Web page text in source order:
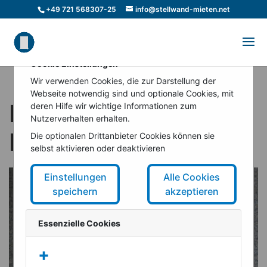
Wir verwenden Cookies, die zur Darstellung der
Webseite notwendig sind und optionale Cookies, mit
deren Hilfe wir wichtige Informationen zum
Nutzerverhalten erhalten.
Die optionalen Drittanbieter Cookies können sie
selbst aktivieren oder deaktivieren
Einstellungen
speichern
Alle Cookies
akzeptieren
Essenzielle Cookies
+
+49 721 568307-25 info@stellwand-mieten.net
Moderationskoffer
Inhalt